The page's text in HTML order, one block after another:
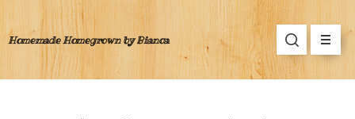
Homemade Homegrown by Bianca